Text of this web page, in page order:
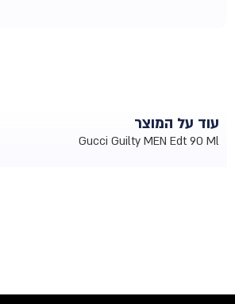
עוד על המוצר
Gucci Guilty MEN Edt 90 Ml